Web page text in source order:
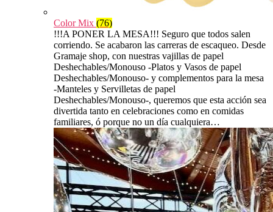
Color Mix (76)
!!!A PONER LA MESA!!! Seguro que todos salen
corriendo. Se acabaron las carreras de escaqueo. Desde
Gramaje shop, con nuestras vajillas de papel
Deshechables/Monouso -Platos y Vasos de papel
Deshechables/Monouso- y complementos para la mesa
-Manteles y Servilletas de papel
Deshechables/Monouso-, queremos que esta acción sea
divertida tanto en celebraciones como en comidas
familiares, ó porque no un día cualquiera…